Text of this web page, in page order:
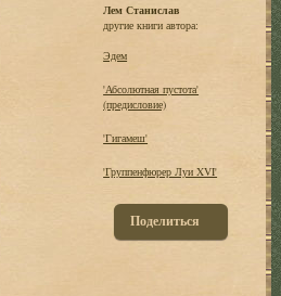
Лем Станислав
другие книги автора:
Эдем
'Абсолютная пустота'
(предисловие)
'Гигамеш'
'Группенфюрер Луи XVI'
Поделиться